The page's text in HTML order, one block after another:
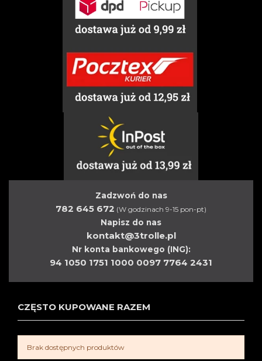
Zadzwoń do nas
782 645 672 (W godzinach 9-15 pon-pt)
Napisz do nas
kontakt@3trolle.pl
Nr konta bankowego (ING):
94 1050 1751 1000 0097 7764 2431
CZĘSTO KUPOWANE RAZEM
Brak dostępnych produktów